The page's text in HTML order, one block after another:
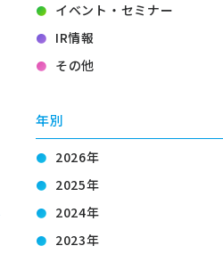
イベント・セミナー
IR情報
その他
年別
2026年
2025年
2024年
2023年